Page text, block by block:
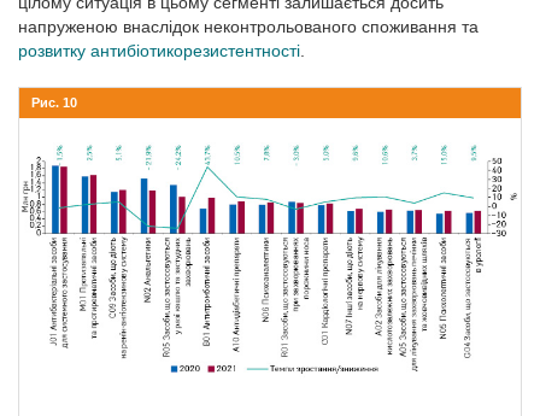
напруженою внаслідок неконтрольованого споживання та
розвитку антибіотикорезистентності
Рис. 10